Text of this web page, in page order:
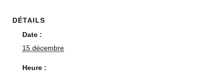
DÉTAILS
Date :
15 décembre
Heure :